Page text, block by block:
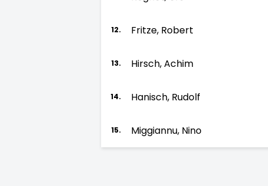
12. Fritze, Robert
13. Hirsch, Achim
14. Hanisch, Rudolf
15. Miggiannu, Nino